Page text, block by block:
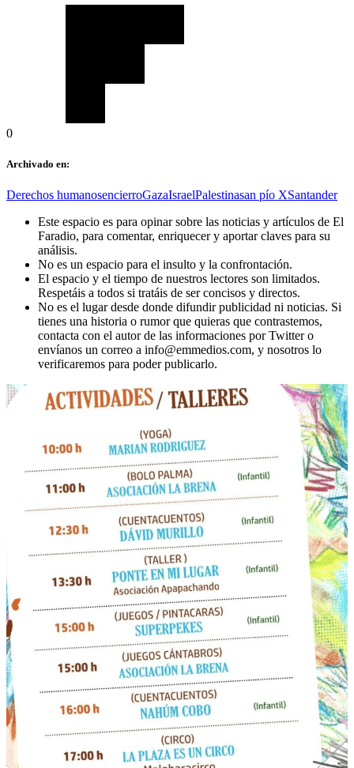
0
Archivado en:
Derechos humanosencierroGazaIsraelPalestinasan pío XSantander
Este espacio es para opinar sobre las noticias y artículos de El
Faradio, para comentar, enriquecer y aportar claves para su
análisis.
No es un espacio para el insulto y la confrontación.
El espacio y el tiempo de nuestros lectores son limitados.
Respetáis a todos si tratáis de ser concisos y directos.
No es el lugar desde donde difundir publicidad ni noticias. Si
tienes una historia o rumor que quieras que contrastemos,
contacta con el autor de las informaciones por Twitter o
envíanos un correo a info@emmedios.com, y nosotros lo
verificaremos para poder publicarlo.